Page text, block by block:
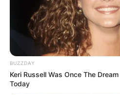
Estes pequenos potinhos
se tornado ummust have
aniversários. Sendo assim
BUZZDAY
Keri Russell Was Once The
Today